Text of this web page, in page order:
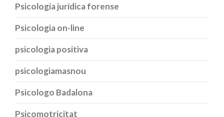
Psicologia jurídica forense
Psicologia on-line
psicologia positiva
psicologiamasnou
Psicologo Badalona
Psicomotricitat